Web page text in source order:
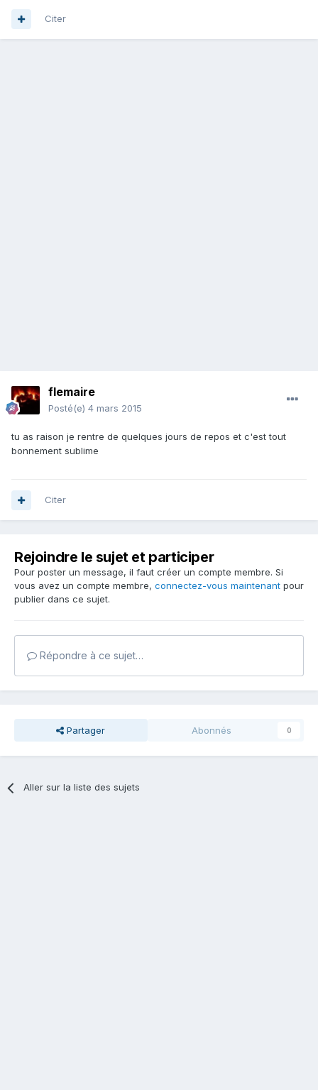
Citer
flemaire
Posté(e) 4 mars 2015
tu as raison je rentre de quelques jours de repos et c'est tout
bonnement sublime
Citer
Rejoindre le sujet et participer
Pour poster un message, il faut créer un compte membre. Si
vous avez un compte membre, connectez-vous maintenant pour
publier dans ce sujet.
Répondre à ce sujet…
Partager Abonnés 0
Aller sur la liste des sujets